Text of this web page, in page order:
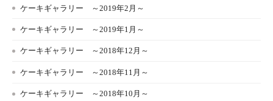
ケーキギャラリー ～2019年2月～
ケーキギャラリー ～2019年1月～
ケーキギャラリー ～2018年12月～
ケーキギャラリー ～2018年11月～
ケーキギャラリー ～2018年10月～